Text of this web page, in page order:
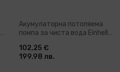
Акумулаторна потопяема
помпа за чиста вода Einhell
м, 3000 л/ч, без батерии и
зарядно устройство
102,25 €
199.98 лв.